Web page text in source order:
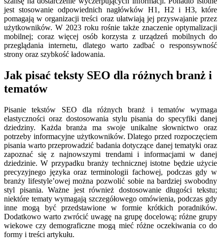
jest stosowanie odpowiednich nagłówków H1, H2 i H3, które
pomagają w organizacji treści oraz ułatwiają jej przyswajanie przez
użytkowników. W 2023 roku rośnie także znaczenie optymalizacji
mobilnej; coraz więcej osób korzysta z urządzeń mobilnych do
przeglądania internetu, dlatego warto zadbać o responsywność
strony oraz szybkość ładowania.
Jak pisać teksty SEO dla różnych branż i
tematów
Pisanie tekstów SEO dla różnych branż i tematów wymaga
elastyczności oraz dostosowania stylu pisania do specyfiki danej
dziedziny. Każda branża ma swoje unikalne słownictwo oraz
potrzeby informacyjne użytkowników. Dlatego przed rozpoczęciem
pisania warto przeprowadzić badania dotyczące danej tematyki oraz
zapoznać się z najnowszymi trendami i informacjami w danej
dziedzinie. W przypadku branży technicznej istotne będzie użycie
precyzyjnego języka oraz terminologii fachowej, podczas gdy w
branży lifestyle’owej można pozwolić sobie na bardziej swobodny
styl pisania. Ważne jest również dostosowanie długości tekstu;
niektóre tematy wymagają szczegółowego omówienia, podczas gdy
inne mogą być przedstawione w formie krótkich poradników.
Dodatkowo warto zwrócić uwagę na grupę docelową; różne grupy
wiekowe czy demograficzne mogą mieć różne oczekiwania co do
formy i treści artykułu.